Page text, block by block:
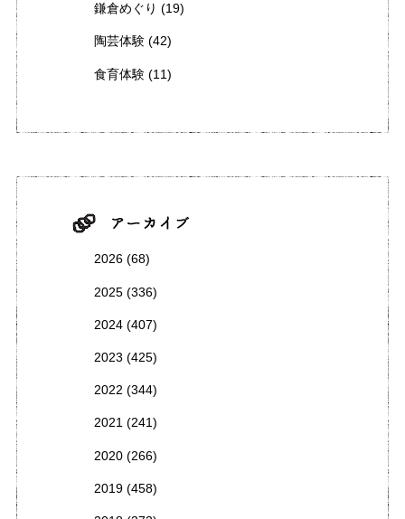
鎌倉めぐり (19)
陶芸体験(42)
食育体験(11)
2026(68)
2025(336)
2024(407)
2023 (425)
2022 (344)
2021(241)
2020(266)
2019(458)